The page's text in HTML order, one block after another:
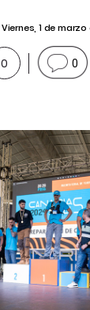
Viernes, 1 de
0 0